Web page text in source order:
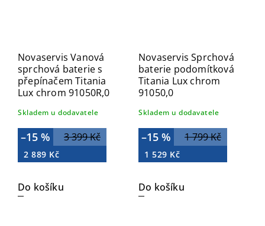
Novaservis Vanová
sprchová baterie s
přepínačem Titania
Lux chrom 91050R,0
Skladem u dodavatele
3 399 Kč
–15 %
2 889 Kč
Do košíku
Novaservis Sprchová
baterie podomítková
Titania Lux chrom
91050,0
Skladem u dodavatele
1 799 Kč
–15 %
1 529 Kč
Do košíku